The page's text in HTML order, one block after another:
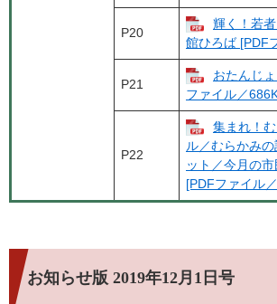
P20
輝く！若
館ひろば [PDF
P21
おたんじ
ファイル／
P22
集まれ！
ル／むらかみ
ット／今月の
[PDFファイル
お知らせ版 2019年12月1日号